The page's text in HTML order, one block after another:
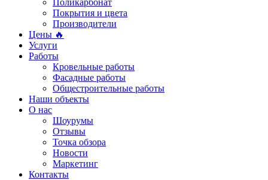
Поликарбонат
Покрытия и цвета
Производители
Цены 🔥
Услуги
Работы
Кровельные работы
Фасадные работы
Общестроительные работы
Наши объекты
О нас
Шоурумы
Отзывы
Точка обзора
Новости
Маркетинг
Контакты